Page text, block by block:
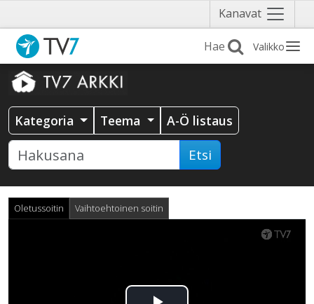
Kanavat Näytä
valikko
Valikko
Kategoria Teema A-Ö listaus
Etsi
Oletussoitin Vaihtoehtoinen soitin